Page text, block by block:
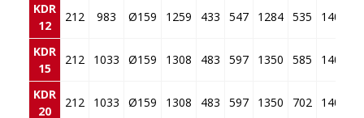
KDR
12
212 983 Ø159 1259 433 547 1284 535 140
KDR
15
212 1033 Ø159 1308 483 597 1350 585 140
KDR
20
212 1033 Ø159 1308 483 597 1350 702 140